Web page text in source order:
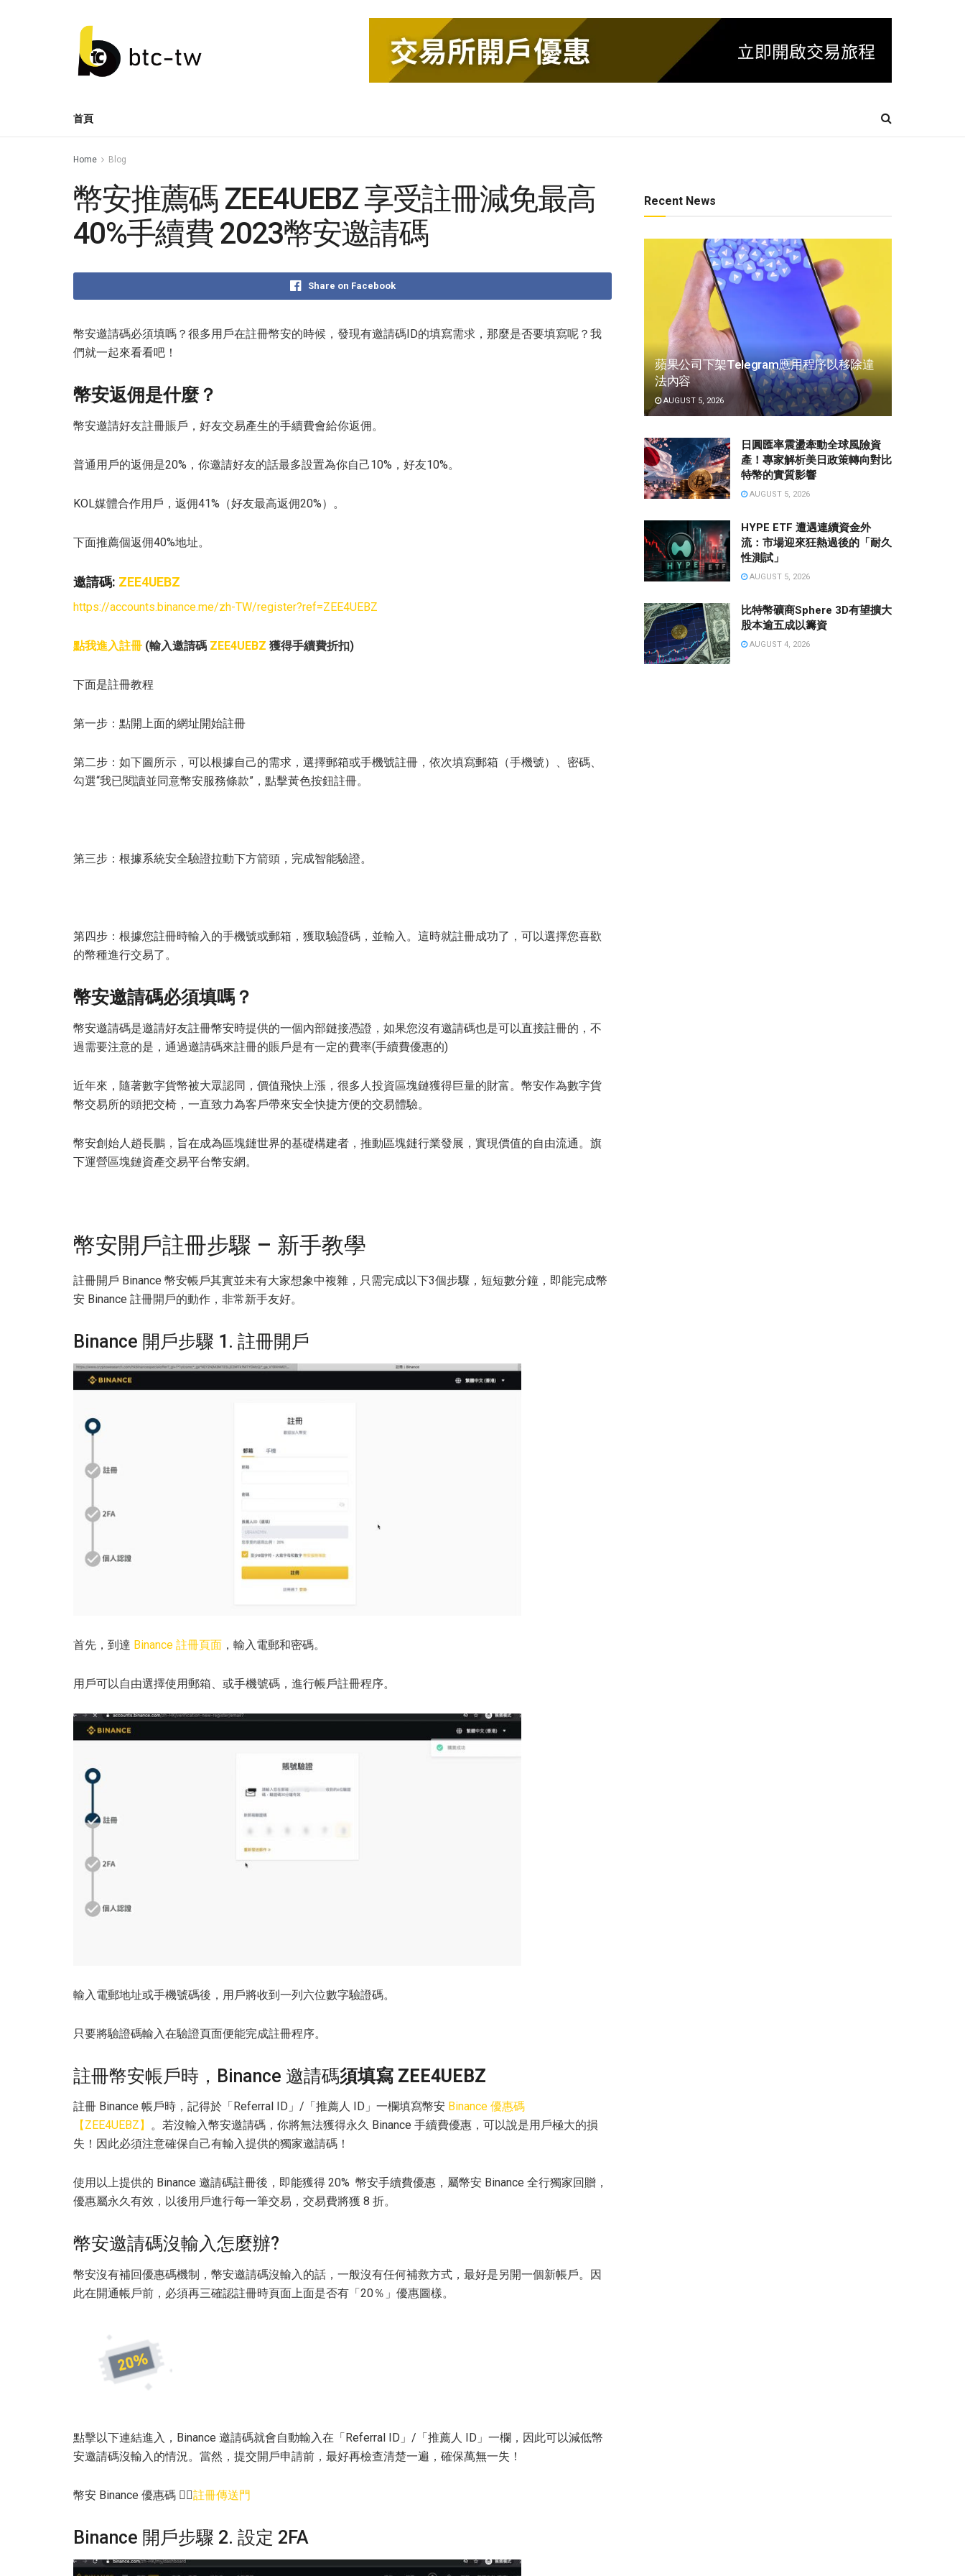
首頁
Home Blog
幣安推薦碼 ZEE4UEBZ 享受註冊減免最高
40%手續費 2023幣安邀請碼
Share on Facebook
幣安邀請碼必須填嗎？很多用戶在註冊幣安的時候，發現有邀請碼ID的填寫需求，那麼是否要填寫呢？我
們就一起來看看吧！
幣安返佣是什麼？
幣安邀請好友註冊賬戶，好友交易產生的手續費會給你返佣。
普通用戶的返佣是20%，你邀請好友的話最多設置為你自己10%，好友10%。
KOL媒體合作用戶，返佣41%（好友最高返佣20%）。
下面推薦個返佣40%地址。
邀請碼: ZEE4UEBZ
https://accounts.binance.me/zh-TW/register?ref=ZEE4UEBZ
點我進入註冊 (輸入邀請碼 ZEE4UEBZ 獲得手續費折扣)
下面是註冊教程
第一步：點開上面的網址開始註冊
第二步：如下圖所示，可以根據自己的需求，選擇郵箱或手機號註冊，依次填寫郵箱（手機號）、密碼、
勾選“我已閱讀並同意幣安服務條款”，點擊黃色按鈕註冊。
第三步：根據系統安全驗證拉動下方箭頭，完成智能驗證。
第四步：根據您註冊時輸入的手機號或郵箱，獲取驗證碼，並輸入。這時就註冊成功了，可以選擇您喜歡
的幣種進行交易了。
幣安邀請碼必須填嗎？
幣安邀請碼是邀請好友註冊幣安時提供的一個內部鏈接憑證，如果您沒有邀請碼也是可以直接註冊的，不
過需要注意的是，通過邀請碼來註冊的賬戶是有一定的費率(手續費優惠的)
近年來，隨著數字貨幣被大眾認同，價值飛快上漲，很多人投資區塊鏈獲得巨量的財富。幣安作為數字貨
幣交易所的頭把交椅，一直致力為客戶帶來安全快捷方便的交易體驗。
幣安創始人趙長鵬，旨在成為區塊鏈世界的基礎構建者，推動區塊鏈行業發展，實現價值的自由流通。旗
下運營區塊鏈資產交易平台幣安網。
幣安開戶註冊步驟 – 新手教學
註冊開戶 Binance 幣安帳戶其實並未有大家想象中複雜，只需完成以下3個步驟，短短數分鐘，即能完成幣
安 Binance 註冊開戶的動作，非常新手友好。
Binance 開戶步驟 1. 註冊開戶
首先，到達 Binance 註冊頁面 ，輸入電郵和密碼。
用戶可以自由選擇使用郵箱、或手機號碼，進行帳戶註冊程序。
輸入電郵地址或手機號碼後，用戶將收到一列六位數字驗證碼。
只要將驗證碼輸入在驗證頁面便能完成註冊程序。
註冊幣安帳戶時，Binance 邀請碼須填寫 ZEE4UEBZ
註冊 Binance 帳戶時，記得於「Referral ID」/「推薦人 ID」一欄填寫幣安 Binance 優惠碼
【ZEE4UEBZ】 。若沒輸入幣安邀請碼，你將無法獲得永久 Binance 手續費優惠，可以說是用戶極大的損
失！因此必須注意確保自己有輸入提供的獨家邀請碼！
使用以上提供的 Binance 邀請碼註冊後，即能獲得 20% 幣安手續費優惠，屬幣安 Binance 全行獨家回贈，
優惠屬永久有效，以後用戶進行每一筆交易，交易費將獲 8 折。
幣安邀請碼沒輸入怎麼辦?
幣安沒有補回優惠碼機制，幣安邀請碼沒輸入的話，一般沒有任何補救方式，最好是另開一個新帳戶。因
此在開通帳戶前，必須再三確認註冊時頁面上面是否有「20％」優惠圖樣。
點擊以下連結進入，Binance 邀請碼就會自動輸入在「Referral ID」/「推薦人 ID」一欄，因此可以減低幣
安邀請碼沒輸入的情況。當然，提交開戶申請前，最好再檢查清楚一遍，確保萬無一失！
幣安 Binance 優惠碼 👉🏻註冊傳送門
Binance 開戶步驟 2. 設定 2FA
Recent News
蘋果公司下架Telegram應用程序以移除違
法內容
AUGUST 5, 2026
日圓匯率震盪牽動全球風險資
產！專家解析美日政策轉向對比
特幣的實質影響
AUGUST 5, 2026
HYPE ETF 遭遇連續資金外
流：市場迎來狂熱過後的「耐久
性測試」
AUGUST 5, 2026
比特幣礦商Sphere 3D有望擴大
股本逾五成以籌資
AUGUST 4, 2026